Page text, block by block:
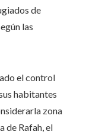
de
las
el control
habitantes
zona
de Rafah, el